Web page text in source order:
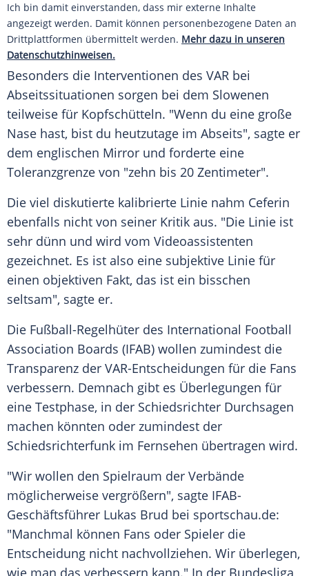
Ich bin damit einverstanden, dass mir externe Inhalte
angezeigt werden. Damit können personenbezogene Daten an
Drittplattformen übermittelt werden. Mehr dazu in unseren
Datenschutzhinweisen.
Besonders die Interventionen des VAR bei
Abseitssituationen sorgen bei dem Slowenen
teilweise für Kopfschütteln. "Wenn du eine große
Nase hast, bist du heutzutage im Abseits", sagte er
dem englischen Mirror und forderte eine
Toleranzgrenze von "zehn bis 20 Zentimeter".
Die viel diskutierte kalibrierte Linie nahm Ceferin
ebenfalls nicht von seiner Kritik aus. "Die Linie ist
sehr dünn und wird vom Videoassistenten
gezeichnet. Es ist also eine subjektive Linie für
einen objektiven Fakt, das ist ein bisschen
seltsam", sagte er.
Die Fußball-Regelhüter des International Football
Association Boards (IFAB) wollen zumindest die
Transparenz der VAR-Entscheidungen für die Fans
verbessern. Demnach gibt es Überlegungen für
eine Testphase, in der Schiedsrichter Durchsagen
machen könnten oder zumindest der
Schiedsrichterfunk im Fernsehen übertragen wird.
"Wir wollen den Spielraum der Verbände
möglicherweise vergrößern", sagte IFAB-
Geschäftsführer Lukas Brud bei sportschau.de:
"Manchmal können Fans oder Spieler die
Entscheidung nicht nachvollziehen. Wir überlegen,